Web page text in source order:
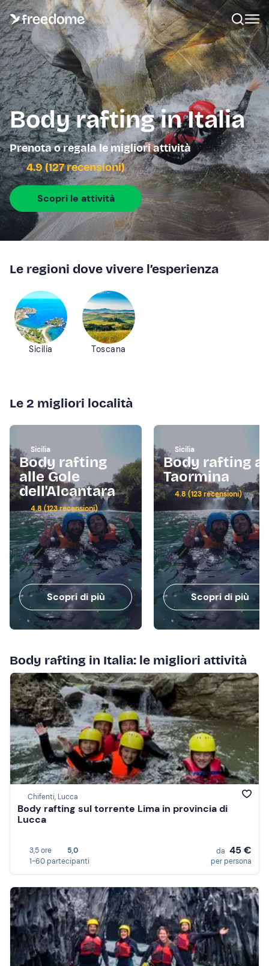
Body rafting in Italia
Prenota o regala le migliori attività
4.9 (127 recensioni)
Scopri le attività
Le regioni dove vivere l’esperienza
Sicilia Toscana
Le 2 migliori località
Sicilia
Body rafting
alle Gole
dell'Alcantara
4.8 (123 recensioni)
Scopri di più
Sicilia
Body rafting a
Taormina
4.8 (123 recensioni)
Scopri di più
Body rafting in Italia: le migliori attività
Chifenti, Lucca
Body rafting sul torrente Lima in provincia di
Lucca
3,5 ore
5,0
1-60 partecipanti
da 45 €
per persona